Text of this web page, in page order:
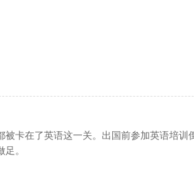
卡在了英语这一关。出国前参加英语培训
。